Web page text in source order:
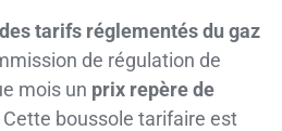
tarifs réglementés du gaz
de régulation de
mois un prix repère de
Cette boussole tarifaire est